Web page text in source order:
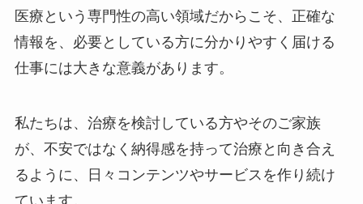
医療という専門性の高い領域だからこそ、正確な
情報を、必要としている方に分かりやすく届ける
仕事には大きな意義があります。
私たちは、治療を検討している方やそのご家族
が、不安ではなく納得感を持って治療と向き合え
るように、日々コンテンツやサービスを作り続け